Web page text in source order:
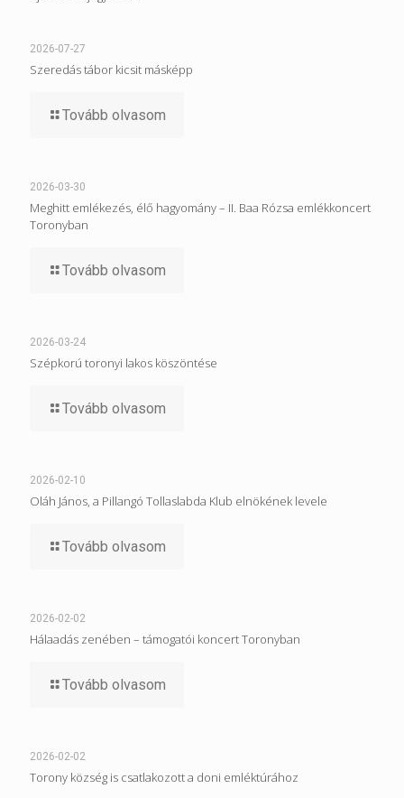
2026-07-27
Szeredás tábor kicsit másképp
Tovább olvasom
2026-03-30
Meghitt emlékezés, élő hagyomány – II. Baa Rózsa emlékkoncert
Toronyban
Tovább olvasom
2026-03-24
Szépkorú toronyi lakos köszöntése
Tovább olvasom
2026-02-10
Oláh János, a Pillangó Tollaslabda Klub elnökének levele
Tovább olvasom
2026-02-02
Hálaadás zenében – támogatói koncert Toronyban
Tovább olvasom
2026-02-02
Torony község is csatlakozott a doni emléktúrához